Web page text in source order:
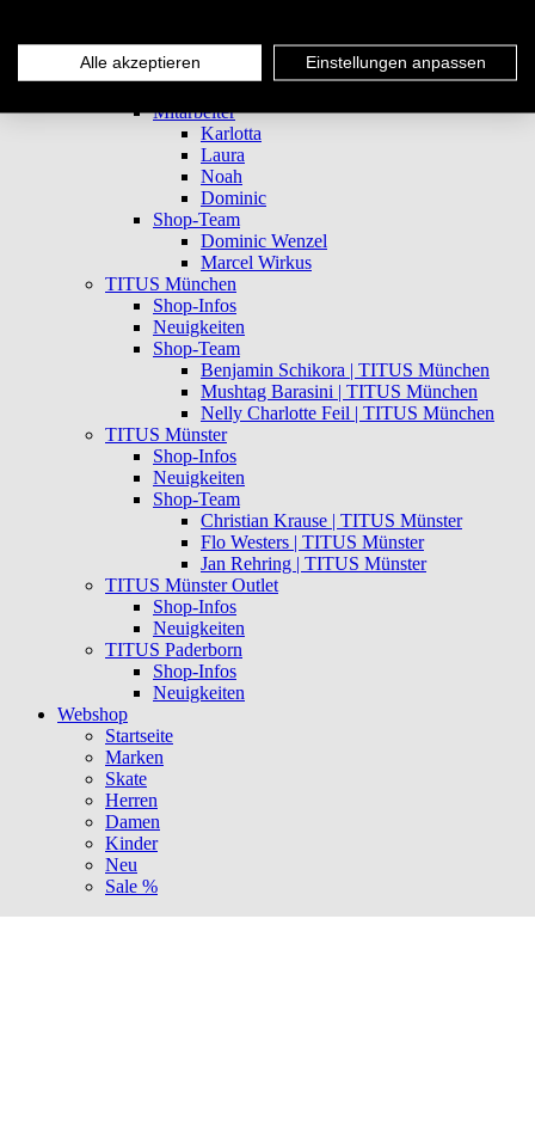
Shop-Infos
Neuigkeiten
Mitarbeiter
Karlotta
Laura
Noah
Dominic
Shop-Team
Dominic Wenzel
Marcel Wirkus
TITUS München
Shop-Infos
Neuigkeiten
Shop-Team
Benjamin Schikora | TITUS München
Mushtag Barasini | TITUS München
Nelly Charlotte Feil | TITUS München
TITUS Münster
Shop-Infos
Neuigkeiten
Shop-Team
Christian Krause | TITUS Münster
Flo Westers | TITUS Münster
Jan Rehring | TITUS Münster
TITUS Münster Outlet
Shop-Infos
Neuigkeiten
TITUS Paderborn
Shop-Infos
Neuigkeiten
Webshop
Startseite
Marken
Skate
Herren
Damen
Kinder
Neu
Sale %
Alle akzeptieren Einstellungen anpassen